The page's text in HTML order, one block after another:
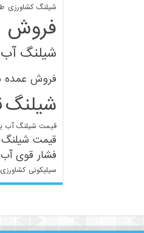
شیلنگ کشاورزی
فروش
شیلنگ آب
فروش عمده
شیلنگ
قیمت شیلنگ آب
قیمت
فشار قوی آب
سیلیکونی کشاورزی